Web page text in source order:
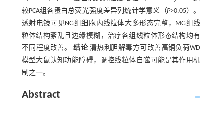
较PCA组各蛋白总荧光强度差异列统计学意义（P>0.05）。
透射电镜可见NG组细胞内线粒体大多形态完整，MG组线
粒体结构紊乱且边缘模糊，治疗各组线粒体形态结构均有
不同程度改善。结论清热利胆解毒方可改善高铜负荷WD
模型大鼠认知功能障碍，调控线粒体自噬可能是其作用机
制之一。
Abstract